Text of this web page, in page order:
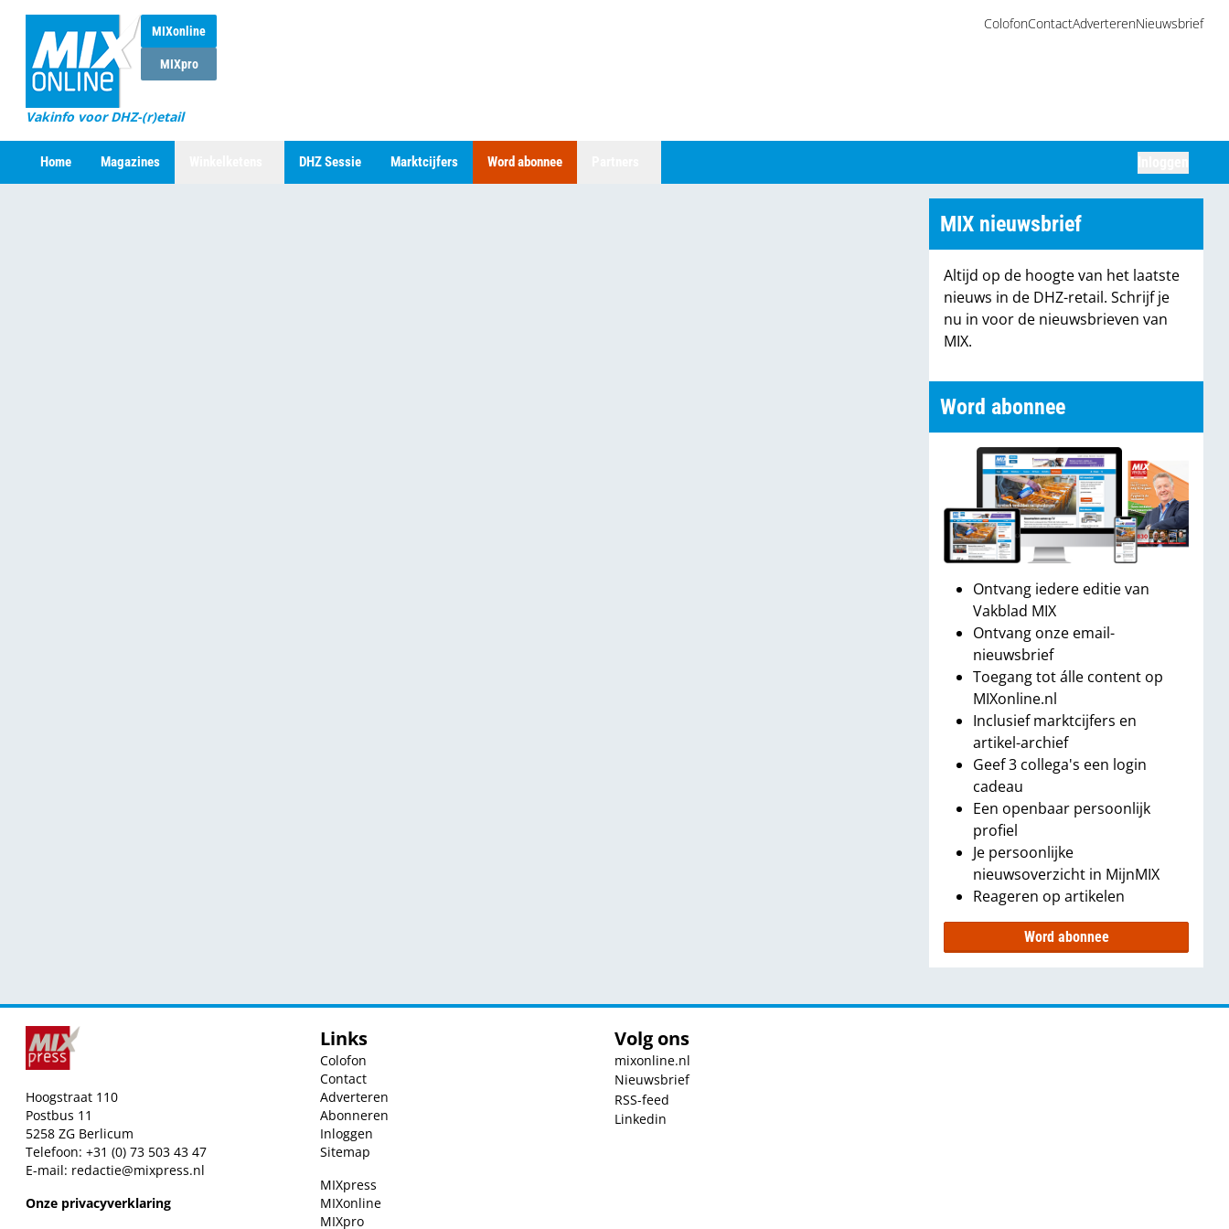
MIXonline
MIXpro
Vakinfo voor DHZ-(r)etail
ColofonContactAdverterenNieuwsbrief
Home Magazines DHZ Sessie Marktcijfers Word abonnee
MIX nieuwsbrief
Altijd op de hoogte van het laatste
nieuws in de DHZ-retail. Schrijf je
nu in voor de nieuwsbrieven van
MIX.
Word abonnee
Ontvang iedere editie van
Vakblad MIX
Ontvang onze email-
nieuwsbrief
Toegang tot álle content op
MIXonline.nl
Inclusief marktcijfers en
artikel-archief
Geef 3 collega's een login
cadeau
Een openbaar persoonlijk
profiel
Je persoonlijke
nieuwsoverzicht in MijnMIX
Reageren op artikelen
Word abonnee
Hoogstraat 110
Postbus 11
5258 ZG Berlicum
Telefoon: +31 (0) 73 503 43 47
E-mail: redactie@mixpress.nl
Onze privacyverklaring
Links
Colofon
Contact
Adverteren
Abonneren
Inloggen
Sitemap
MIXpress
MIXonline
MIXpro
Volg ons
mixonline.nl
Nieuwsbrief
RSS-feed
Linkedin